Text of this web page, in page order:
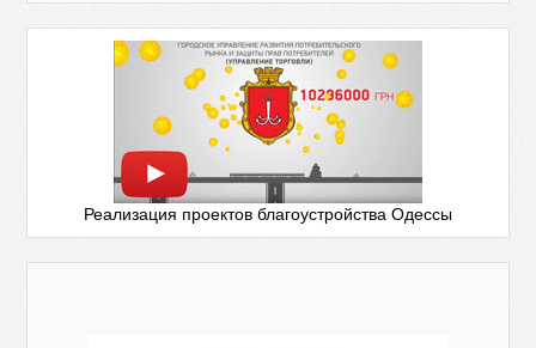
Реализация проектов благоустройства Одессы